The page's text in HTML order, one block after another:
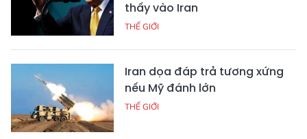
thấy vào Iran
THẾ GIỚI
Iran dọa đáp trả tương xứng
nếu Mỹ đánh lớn
THẾ GIỚI